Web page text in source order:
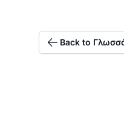
Back to